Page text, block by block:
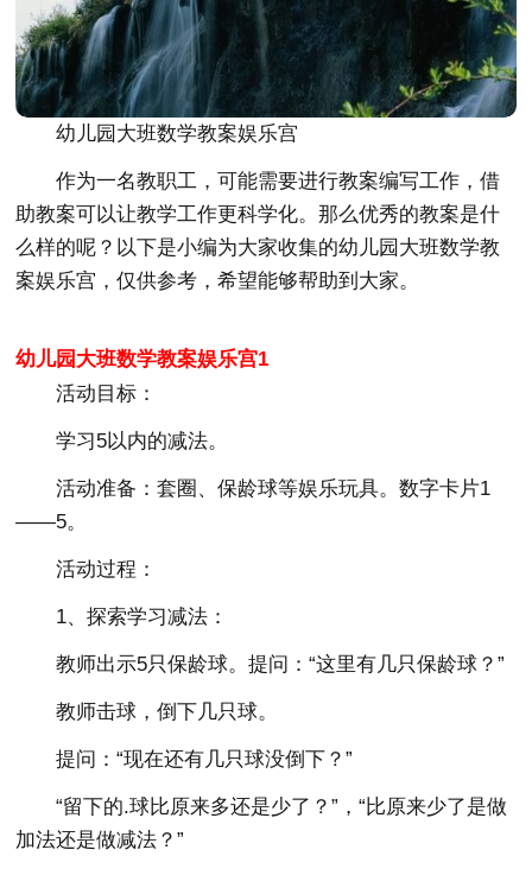
幼儿园大班数学教案娱乐宫
作为一名教职工，可能需要进行教案编写工作，借
助教案可以让教学工作更科学化。那么优秀的教案是什
么样的呢？以下是小编为大家收集的幼儿园大班数学教
案娱乐宫，仅供参考，希望能够帮助到大家。
幼儿园大班数学教案娱乐宫1
活动目标：
学习5以内的减法。
活动准备：套圈、保龄球等娱乐玩具。数字卡片1
——5。
活动过程：
1、探索学习减法：
教师出示5只保龄球。提问：“这里有几只保龄球？”
教师击球，倒下几只球。
提问：“现在还有几只球没倒下？”
“留下的.球比原来多还是少了？”，“比原来少了是做
加法还是做减法？”